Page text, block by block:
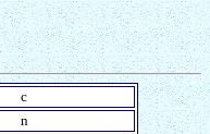
c
n